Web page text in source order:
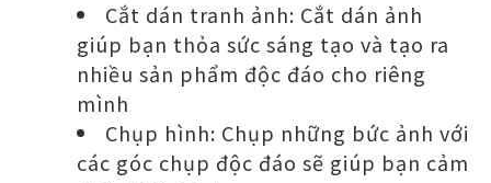
Cắt dán tranh ảnh: Cắt dán ảnh
giúp bạn thỏa sức sáng tạo và tạo ra
nhiều sản phẩm độc đáo cho riêng
mình
Chụp hình: Chụp những bức ảnh với
các góc chụp độc đáo sẽ giúp bạn cảm